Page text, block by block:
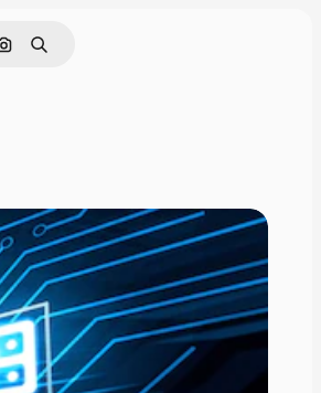
Buscar por imagen
Buscar